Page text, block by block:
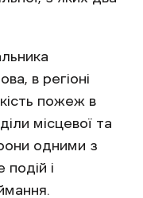
в регіоні
пожеж в
місцевої та
одними з
і